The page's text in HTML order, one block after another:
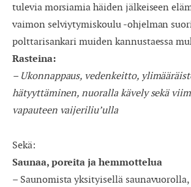
tulevia morsiamia häiden jälkeiseen
vaimon selviytymiskoulu -ohjelman
polttarisankari muiden kannustaessa
Rasteina:
– Ukonnappaus, vedenkeitto,
hätyyttäminen, nuoralla kävely sekä
vapauteen vaijeriliu’ulla
Sekä:
Saunaa, poreita ja hemmottelua
– Saunomista yksityisellä